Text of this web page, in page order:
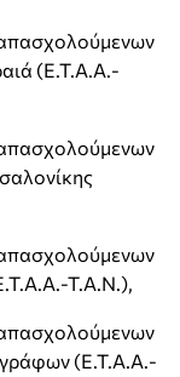
(Ε.Τ.Α.Α.-
Τ.Α.Ν.),
(Ε.Τ.Α.Α.-